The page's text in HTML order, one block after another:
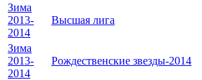
Зима
2013-
2014
Высшая лига
Зима
2013-
2014
Рождественские звезды-2014